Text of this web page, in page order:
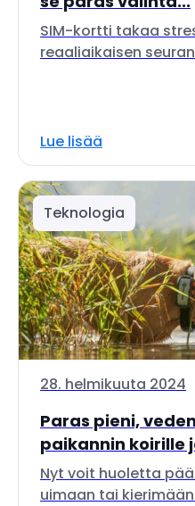
SIM-kortti takaa
reaaliaikaisen
Lue lisää
Teknologia
28. helmikuuta 2024
Paras pieni,
paikannin koirille
Nyt voit huoletta
uimaan tai